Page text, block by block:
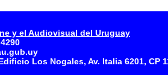
y el Audiovisual del Uruguay
Los Nogales, Av. Italia 6201, CP